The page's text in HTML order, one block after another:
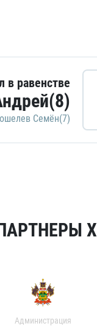
в равенстве
Семён(7)
Администрация